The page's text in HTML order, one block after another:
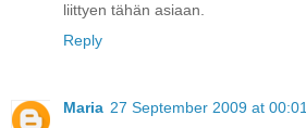
liittyen tähän asiaan.
Reply
Maria 27 September 2009 at 00:01